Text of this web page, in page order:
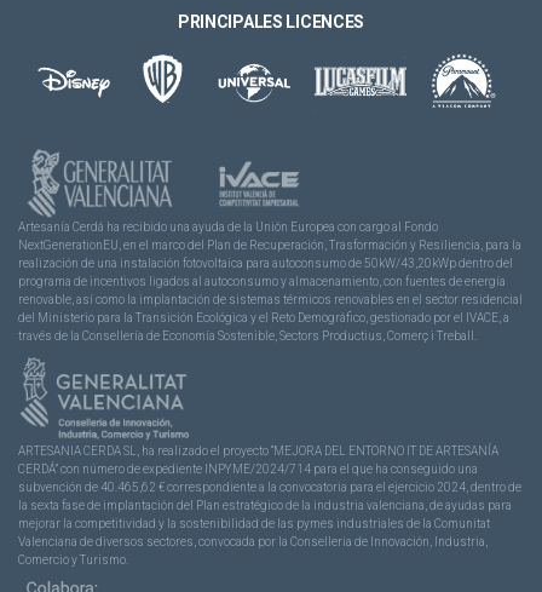
PRINCIPALES LICENCES
Artesanía Cerdá ha recibido una ayuda de la Unión Europea con cargo al Fondo
NextGenerationEU, en el marco del Plan de Recuperación, Trasformación y Resiliencia, para la
realización de una instalación fotovoltaica para autoconsumo de 50kW/43,20kWp dentro del
programa de incentivos ligados al autoconsumo y almacenamiento, con fuentes de energía
renovable, así como la implantación de sistemas térmicos renovables en el sector residencial
del Ministerio para la Transición Ecológica y el Reto Demográfico, gestionado por el IVACE, a
través de la Consellería de Economía Sostenible, Sectors Productius, Comerç i Treball.
ARTESANIA CERDA SL, ha realizado el proyecto “MEJORA DEL ENTORNO IT DE ARTESANÍA
CERDÁ” con número de expediente INPYME/2024/714 para el que ha conseguido una
subvención de 40.465,62 € correspondiente a la convocatoria para el ejercicio 2024, dentro de
la sexta fase de implantación del Plan estratégico de la industria valenciana, de ayudas para
mejorar la competitividad y la sostenibilidad de las pymes industriales de la Comunitat
Valenciana de diversos sectores, convocada por la Conselleria de Innovación, Industria,
Comercio y Turismo.